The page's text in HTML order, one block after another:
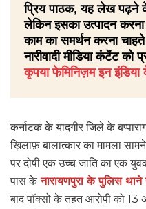
प्रिय पाठक, यह लेख पढ़ने
लेकिन इसका उत्पादन
काम का समर्थन करना
नारीवादी मीडिया कंटेंट
कृपया फेमिनिज़म इन
कर्नाटक के यादगीर जिले के
ख़िलाफ़ बालात्कार का मामला
पर दोषी एक उच्च जाति का एक
पास केनारायणपुरा के पुलिस थाने
बाद पॉक्सो के तहत आरोपी को 13